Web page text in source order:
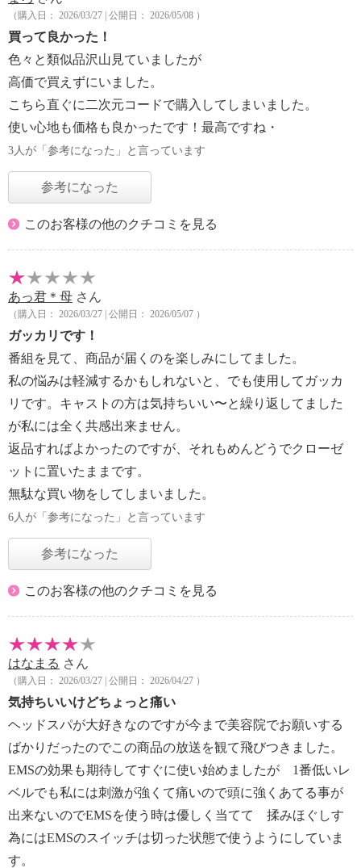
（購入日： 2026/03/27 | 公開日： 2026/05/08 ）
買って良かった！
色々と類似品沢山見ていましたが
高価で買えずにいました。
こちら直ぐに二次元コードで購入してしまいました。
使い心地も価格も良かったです！最高ですね・
3人が「参考になった」と言っています
参考になった
このお客様の他のクチコミを見る
あっ君＊母 さん
（購入日： 2026/03/27 | 公開日： 2026/05/07 ）
ガッカリです！
番組を見て、商品が届くのを楽しみにしてました。
私の悩みは軽減するかもしれないと、でも使用してガッカ
リです。キャストの方は気持ちいい〜と繰り返してました
が私には全く共感出来ません。
返品すればよかったのですが、それもめんどうでクローゼ
ットに置いたままです。
無駄な買い物をしてしまいました。
6人が「参考になった」と言っています
参考になった
このお客様の他のクチコミを見る
はなまる さん
（購入日： 2026/03/27 | 公開日： 2026/04/27 ）
気持ちいいけどちょっと痛い
ヘッドスパが大好きなのですが今まで美容院でお願いする
ばかりだったのでこの商品の放送を観て飛びつきました。
EMSの効果も期待してすぐに使い始めましたが 1番低いレ
ベルでも私には刺激が強くて痛いので頭に強くあてる事が
出来ないのでEMSを使う時は優しく当てて 揉みほぐしす
為にはEMSのスイッチは切った状態で使うようにしていま
す。